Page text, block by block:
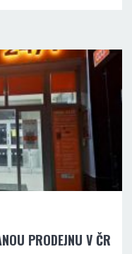
PRODEJNU V ČR